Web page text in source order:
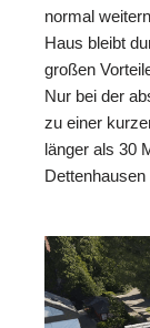
normal
Haus bleibt
großen
Nur bei der
zu einer
länger als 30